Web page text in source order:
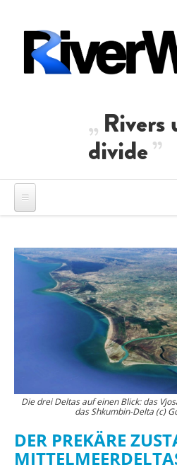
Rivers
divide
Die drei Deltas auf einen Blick: das
das Shkumbin-Delta (c)
DER PREKÄRE